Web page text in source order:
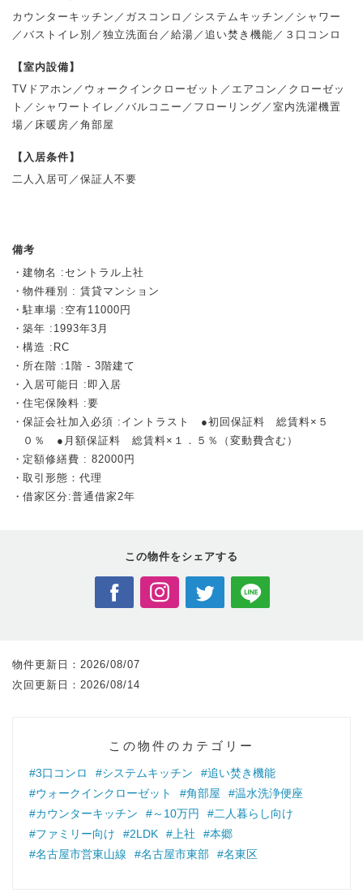
カウンターキッチン／ガスコンロ／システムキッチン／シャワー
／バストイレ別／独立洗面台／給湯／追い焚き機能／３口コンロ
【室内設備】
TVドアホン／ウォークインクローゼット／エアコン／クローゼッ
ト／シャワートイレ／バルコニー／フローリング／室内洗濯機置
場／床暖房／角部屋
【入居条件】
二人入居可／保証人不要
備考
建物名 :セントラル上社
物件種別 : 賃貸マンション
駐車場 :空有11000円
築年 :1993年3月
構造 :RC
所在階 :1階 - 3階建て
入居可能日 :即入居
住宅保険料 :要
保証会社加入必須 :イントラスト ●初回保証料 総賃料×５
０％ ●月額保証料 総賃料×１．５％（変動費含む）
定額修繕費 : 82000円
取引形態：代理
借家区分:普通借家2年
この物件をシェアする
物件更新日： 2026/08/07
次回更新日： 2026/08/14
この物件のカテゴリー
#3口コンロ #システムキッチン
#追い焚き機能
#ウォークインクローゼット
#角部屋
#温水洗浄便座
#カウンターキッチン
#～10万円
#二人暮らし向け
#ファミリー向け
#2LDK #上社
#本郷
#名古屋市営東山線
#名古屋市東部 #名東区